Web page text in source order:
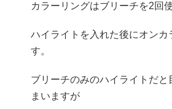
カラーリングはブリーチを2回
ハイライトを入れた後にオンカ
す。
ブリーチのみのハイライトだと
まいますが